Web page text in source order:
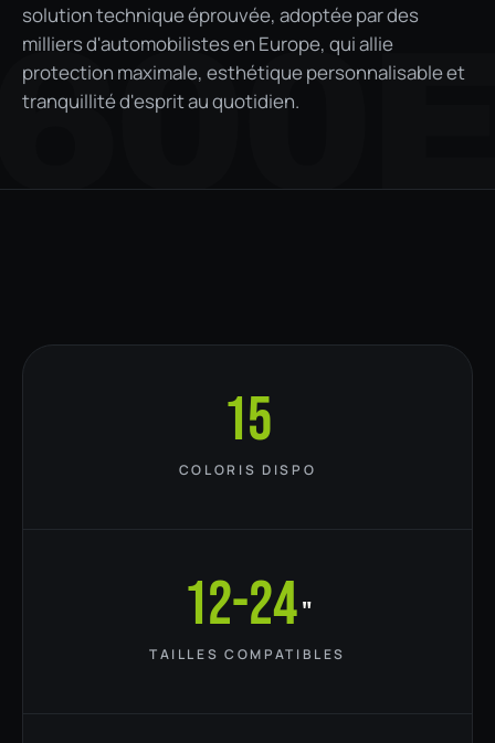
solution technique éprouvée, adoptée par des
milliers d'automobilistes en Europe, qui allie
protection maximale, esthétique personnalisable et
tranquillité d'esprit au quotidien.
15
COLORIS DISPO
12-24"
TAILLES COMPATIBLES